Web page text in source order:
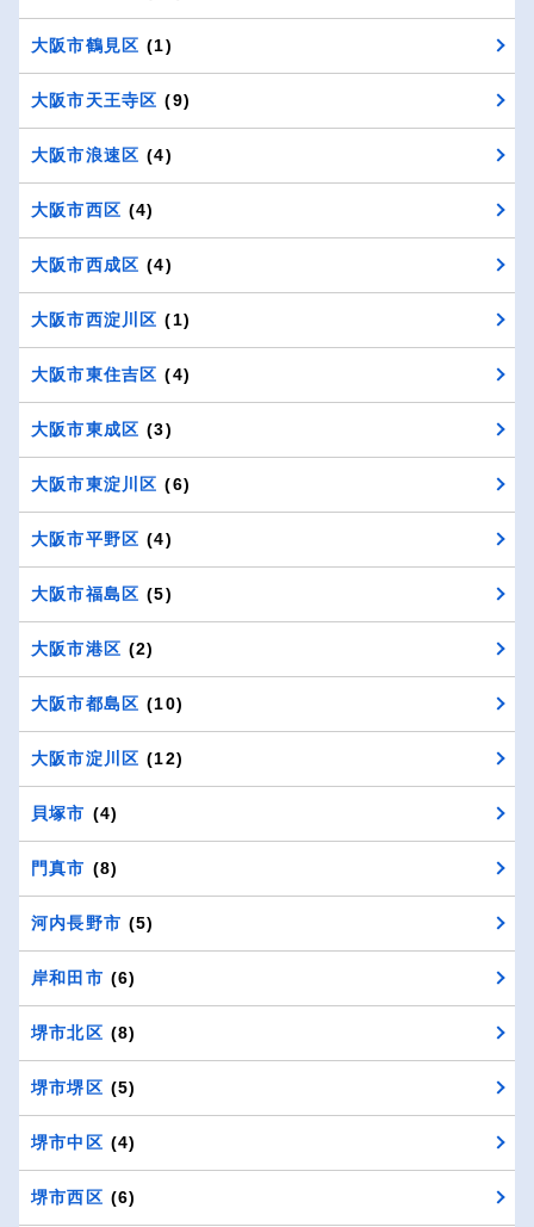
大阪市鶴見区 (1)
大阪市天王寺区 (9)
大阪市浪速区 (4)
大阪市西区 (4)
大阪市西成区 (4)
大阪市西淀川区 (1)
大阪市東住吉区 (4)
大阪市東成区 (3)
大阪市東淀川区 (6)
大阪市平野区 (4)
大阪市福島区 (5)
大阪市港区 (2)
大阪市都島区 (10)
大阪市淀川区 (12)
貝塚市 (4)
門真市 (8)
河内長野市 (5)
岸和田市 (6)
堺市北区 (8)
堺市堺区 (5)
堺市中区 (4)
堺市西区 (6)